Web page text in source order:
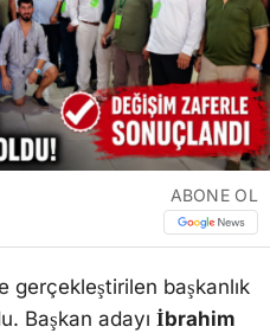
ABONE OL
gerçekleştirilen başkanlık
Başkan adayı İbrahim